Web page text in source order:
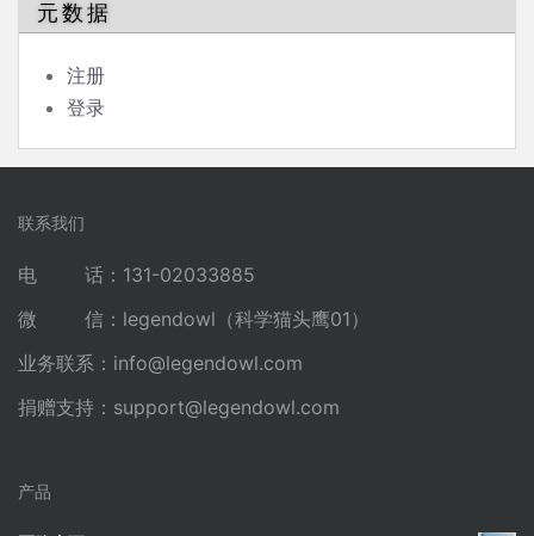
元数据
注册
登录
联系我们
电 话：131-02033885
微 信：legendowl（科学猫头鹰01）
业务联系： info@legendowl.com
捐赠支持： support@legendowl.com
产品